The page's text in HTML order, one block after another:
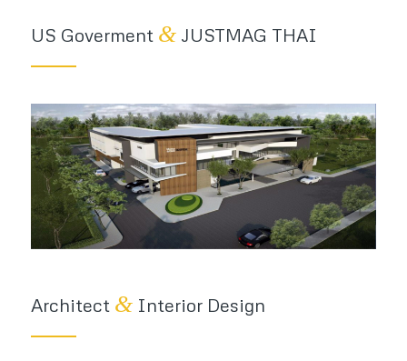
US Goverment &JUSTMAG THAI
Architect &Interior Design